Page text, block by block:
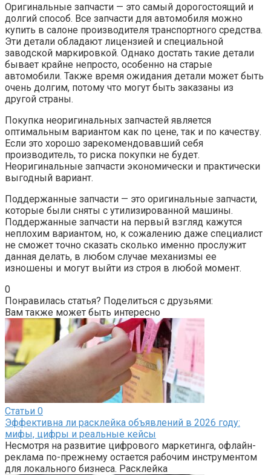
Оригинальные запчасти — это самый дорогостоящий и
долгий способ. Все запчасти для автомобиля можно
купить в салоне производителя транспортного средства.
Эти детали обладают лицензией и специальной
заводской маркировкой. Однако достать такие детали
бывает крайне непросто, особенно на старые
автомобили. Также время ожидания детали может быть
очень долгим, потому что могут быть заказаны из
другой страны.
Покупка неоригинальных запчастей является
оптимальным вариантом как по цене, так и по качеству.
Если это хорошо зарекомендовавший себя
производитель, то риска покупки не будет.
Неоригинальные запчасти экономически и практически
выгодный вариант.
Поддержанные запчасти — это оригинальные запчасти,
которые были сняты с утилизированной машины.
Поддержанные запчасти на первый взгляд кажутся
неплохим вариантом, но, к сожалению даже специалист
не сможет точно сказать сколько именно прослужит
данная делать, в любом случае механизмы ее
изношены и могут выйти из строя в любой момент.
0
Понравилась статья? Поделиться с друзьями:
Вам также может быть интересно
Статьи 0
Эффективна ли расклейка объявлений в 2026 году:
мифы, цифры и реальные кейсы
Несмотря на развитие цифрового маркетинга, офлайн-
реклама по-прежнему остается рабочим инструментом
для локального бизнеса. Расклейка